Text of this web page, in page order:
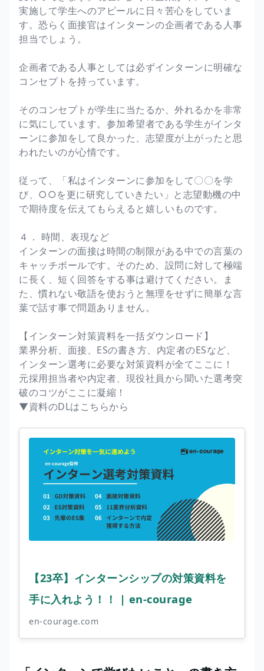
実施して学生へのアピールに日々苦心をしていま
す。恐らく面接官はインターンの企画者である人事
担当でしょう。
企画者である人事としては必ずインターンに明確な
コンセプトを持っています。
そのコンセプトが学生に当たるか、外れるかを非常
に気にしています。参加希望者である学生がインタ
ーンに参加をして良かった、志望度が上がったと思
われたいのが心情です。
従って、「私はインターンに参加をして〇〇を学
び、○○を更に研究していきたい」と志望動機の中
で期待度を伝えてもらえると嬉しいものです。
４． 時間、表現など
インターンの面接は時間の制限がある中での言葉の
キャッチボールです。そのため、設問に対して極端
に長く、短く回答をする事は避けてください。ま
た、慣れない敬語を使おうと無理をせずに簡単な言
葉で話す事で問題ありません。
【インターン対策資料を一括ダウンロード】
業界分析、面接、ESの書き方、内定者のESなど、
インターン選考に必要な対策資料が全てここに！
元採用担当者や内定者、現役社員から聞いた選考突
破のコツがここに凝縮！
▼資料のDLはこちらから
【23卒】インターンシップの対策資料を
手に入れよう！！ | en-courage
en-courage.com